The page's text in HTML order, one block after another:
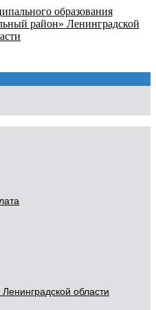
образования
район» Ленинградской
области